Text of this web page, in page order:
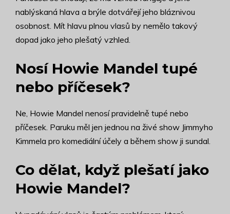
nablýskaná hlava a brýle dotvářejí jeho bláznivou
osobnost. Mít hlavu plnou vlasů by nemělo takový
dopad jako jeho plešatý vzhled.
Nosí Howie Mandel tupé
nebo příčesek?
Ne, Howie Mandel nenosí pravidelně tupé nebo
příčesek. Paruku měl jen jednou na živé show Jimmyho
Kimmela pro komediální účely a během show ji sundal.
Co dělat, když plešatí jako
Howie Mandel?